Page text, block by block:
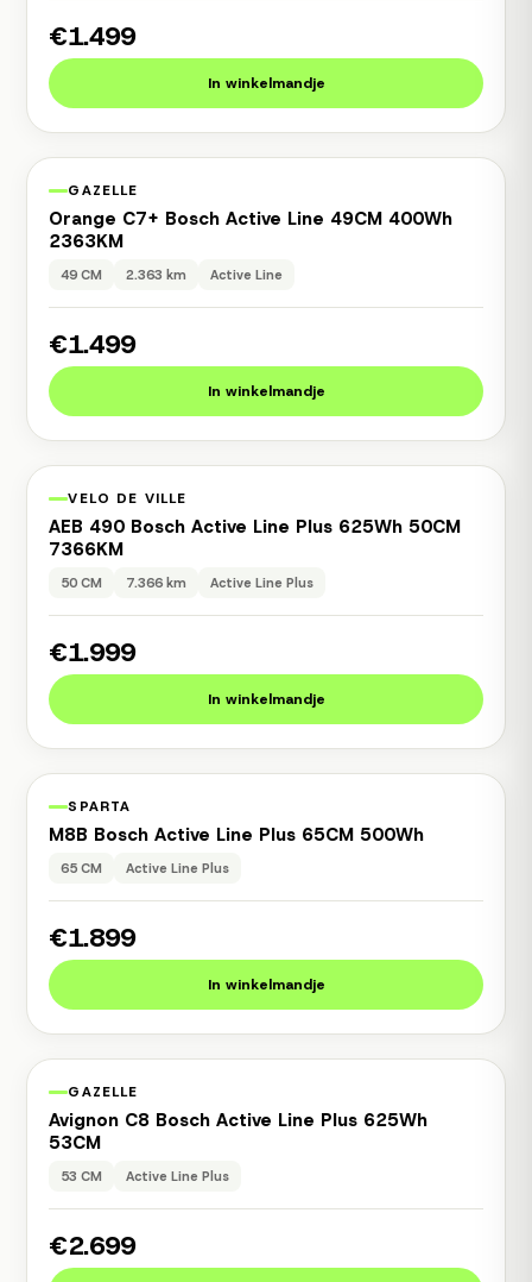
€1.499
In winkelmandje
1 jaar garantie
GAZELLE
Orange C7+ Bosch Active Line 49CM 400Wh
2363KM
49 CM 2.363 km Active Line
€1.499
In winkelmandje
1 jaar garantie
VELO DE VILLE
AEB 490 Bosch Active Line Plus 625Wh 50CM
7366KM
50 CM 7.366 km Active Line Plus
€1.999
In winkelmandje
1 jaar garantie
SPARTA
M8B Bosch Active Line Plus 65CM 500Wh
65 CM Active Line Plus
€1.899
In winkelmandje
1 jaar garantie
GAZELLE
Avignon C8 Bosch Active Line Plus 625Wh
53CM
53 CM Active Line Plus
€2.699